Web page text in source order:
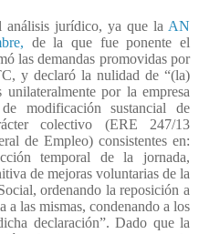
análisis jurídico, ya que la AN
de la que fue ponente el
las demandas promovidas por
y declaró la nulidad de “(la)
por la empresa
modificación sustancial de
colectivo (ERE 247/13
de Empleo) consistentes en:
temporal de la jornada,
de mejoras voluntarias de la
ordenando la reposición a
a las mismas, condenando a los
declaración”. Dado que la